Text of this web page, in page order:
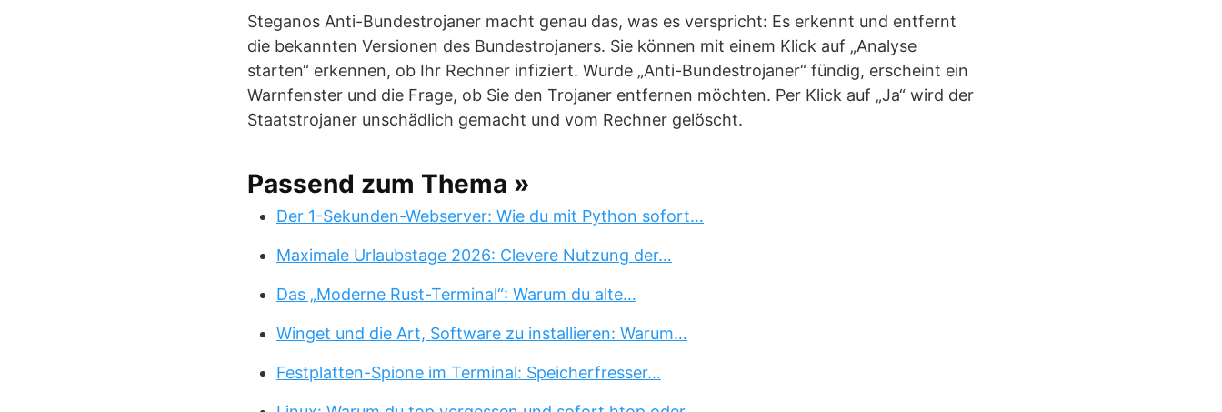
Steganos Anti-Bundestrojaner macht genau das, was es verspricht: Es erkennt und entfernt
die bekannten Versionen des Bundestrojaners. Sie können mit einem Klick auf „Analyse
starten“ erkennen, ob Ihr Rechner infiziert. Wurde „Anti-Bundestrojaner“ fündig, erscheint ein
Warnfenster und die Frage, ob Sie den Trojaner entfernen möchten. Per Klick auf „Ja“ wird der
Staatstrojaner unschädlich gemacht und vom Rechner gelöscht.
Passend zum Thema »
Der 1-Sekunden-Webserver: Wie du mit Python sofort…
Maximale Urlaubstage 2026: Clevere Nutzung der…
Das „Moderne Rust-Terminal“: Warum du alte…
Winget und die Art, Software zu installieren: Warum…
Festplatten-Spione im Terminal: Speicherfresser…